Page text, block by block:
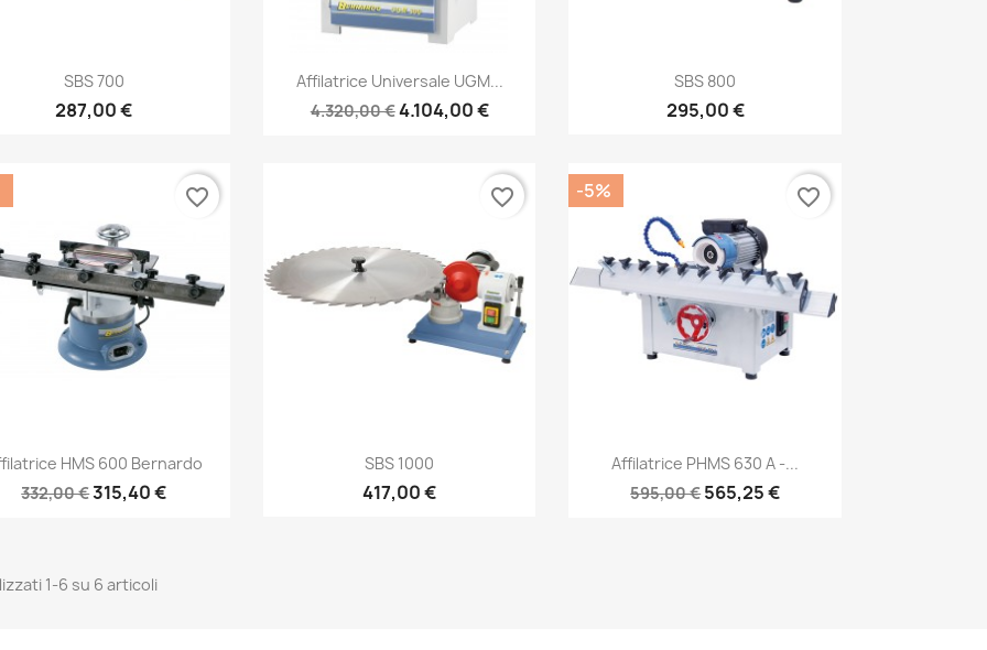
Anteprima
SBS 700
287,00 €
Anteprima
Affilatrice Universale UGM...
4.320,00 €4.104,00 €
Anteprima
SBS 800
295,00 €
 Anteprima
HMS 600 Bernardo
332,00 €315,40 €
favorite_border
Anteprima
SBS 1000
417,00 €
favorite_border
Anteprima
Affilatrice PHMS 630 A -...
595,00 €565,25 €
-5% favorite_border
1-6 su 6 articoli